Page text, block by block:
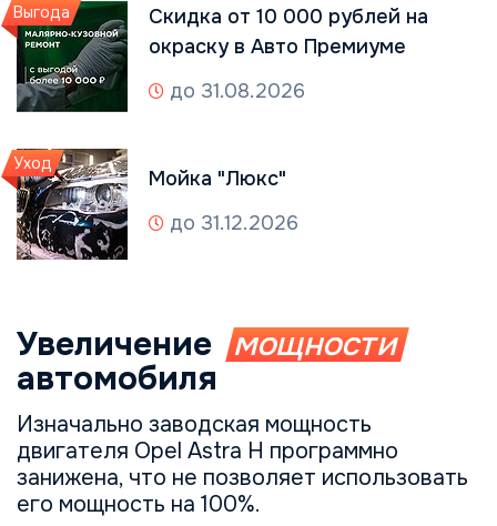
Увеличение мощности
автомобиля
Изначально заводская мощность
двигателя Opel Astra H программно
занижена, что не позволяет использовать
его мощность на 100%.
Выгода
Скидка от 10 000 рублей на
окраску в Авто Премиуме
до 31.08.2026
Уход
Мойка "Люкс"
до 31.12.2026